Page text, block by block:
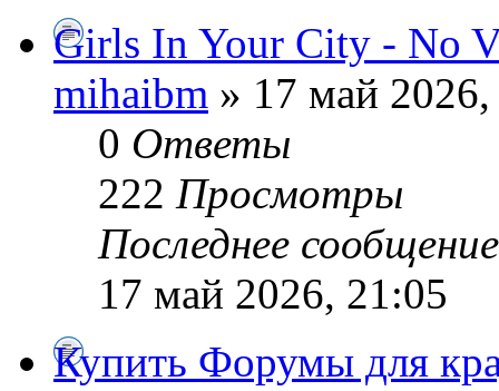
Girls In Your City - No
mihaibm » 17 май
0 Ответы
222 Просмотры
Последнее
17 май 2026, 21:05
Купить Форумы для